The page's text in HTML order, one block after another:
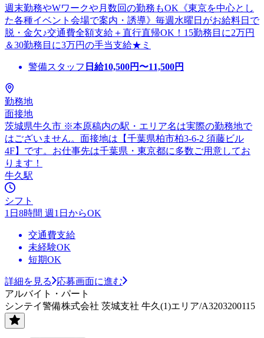
週末勤務やWワークや月数回の勤務もOK《東京を中心とし
た各種イベント会場で案内・誘導》毎週水曜日がお給料日で
脱・金欠♪交通費全額支給＋直行直帰OK！15勤務目に2万円
＆30勤務目に3万円の手当支給★ミ
警備スタッフ 日給10,500円〜11,500円
勤務地
面接地
茨城県牛久市 ※本原稿内の駅・エリア名は実際の勤務地で
はございません。面接地は【千葉県柏市柏3-6-2 須藤ビル
4F】です。お仕事先は千葉県・東京都に多数ご用意してお
ります！
牛久駅
シフト
1日8時間 週1日からOK
交通費支給
未経験OK
短期OK
詳細を見る
応募画面に進む
アルバイト・パート
シンテイ警備株式会社 茨城支社 牛久(1)エリア/A3203200115